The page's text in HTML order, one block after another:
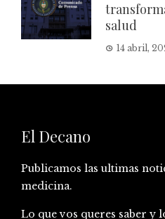
salud
14 abril,
El Decano
Publicamos las ultimas
medicina.
Lo que vos queres saber y